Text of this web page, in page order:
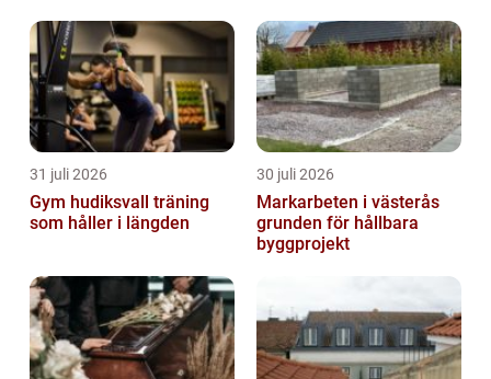
31 juli 2026
Gym hudiksvall träning
som håller i längden
30 juli 2026
Markarbeten i västerås
grunden för hållbara
byggprojekt